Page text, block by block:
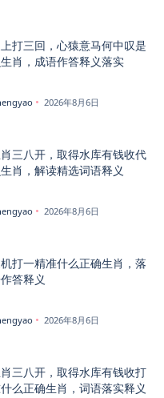
打三回，心猿意马何中叹是
肖，成语作答释义落实
2026年8月6日
三八开，取得水库有钱收代
肖，解读精选词语释义
2026年8月6日
打一精准什么正确生肖，落
答释义
2026年8月6日
三八开，取得水库有钱收打
么正确生肖，词语落实释义